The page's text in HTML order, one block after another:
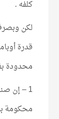
كلفه .
لكن
قدرة
محدودة
1 – إن
محكومة